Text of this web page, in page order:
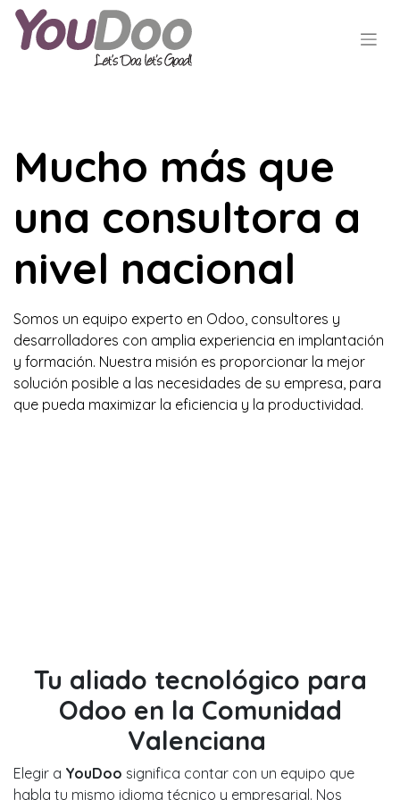
Mucho más que
una consultora a
nivel nacional
Somos un equipo experto en Odoo, consultores y
desarrolladores con amplia experiencia en implantación
y formación. Nuestra misión es proporcionar la mejor
solución posible a las necesidades de su empresa, para
que pueda maximizar la eficiencia y la productividad.
Tu aliado tecnológico para
Odoo en la Comunidad
Valenciana
Elegir a YouDoo significa contar con un equipo que
habla tu mismo idioma técnico y empresarial. Nos